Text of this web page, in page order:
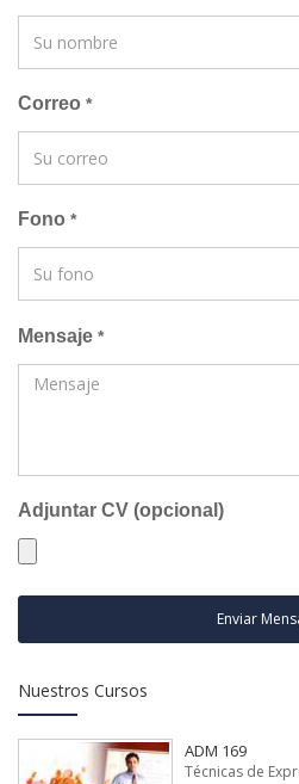
Correo *
Fono *
Mensaje *
Adjuntar CV (opcional)
Enviar
Nuestros Cursos
ADM 169
Técnicas de